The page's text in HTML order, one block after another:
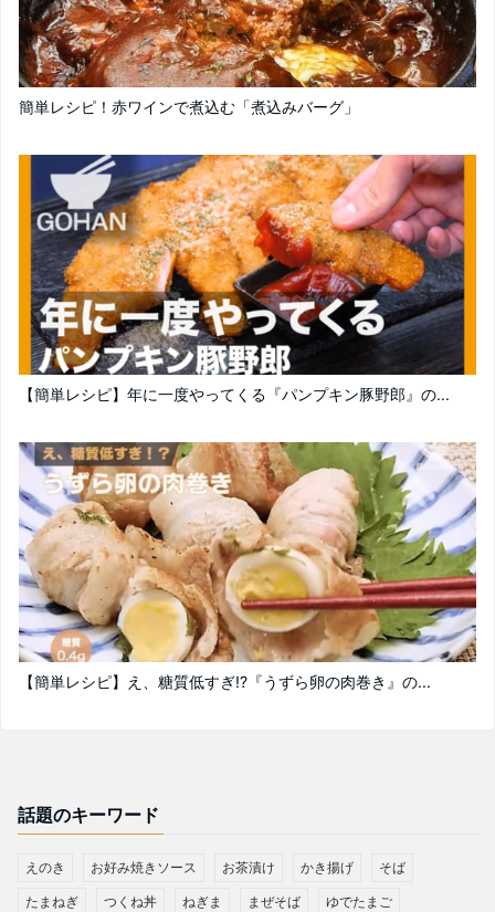
簡単レシピ！赤ワインで煮込む「煮込みバーグ」
【簡単レシピ】年に一度やってくる『パンプキン豚野郎』の...
【簡単レシピ】え、糖質低すぎ!?『うずら卵の肉巻き』の...
話題のキーワード
えのき お好み焼きソース お茶漬け かき揚げ そば
たまねぎ つくね丼 ねぎま まぜそば ゆでたまご